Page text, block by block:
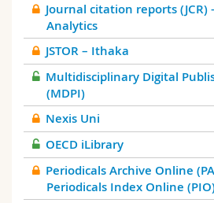
Journal citation reports (JCR)
Analytics
JSTOR – Ithaka
Multidisciplinary Digital
(MDPI)
Nexis Uni
OECD iLibrary
Periodicals Archive Online
Periodicals Index Online